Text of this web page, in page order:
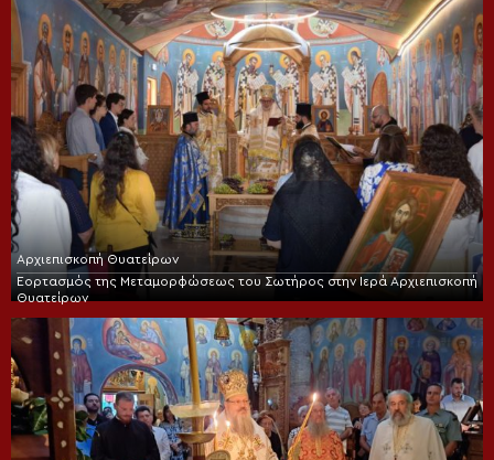
Αρχιεπισκοπή Θυατείρων
Εορτασμός της Μεταμορφώσεως του Σωτήρος στην Ιερά Αρχιεπισκοπή
Θυατείρων